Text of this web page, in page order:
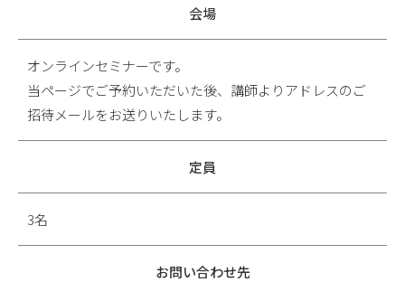
会場
オンラインセミナーです。
当ページでご予約いただいた後、講師よりアドレスのご
招待メールをお送りいたします。
定員
3名
お問い合わせ先